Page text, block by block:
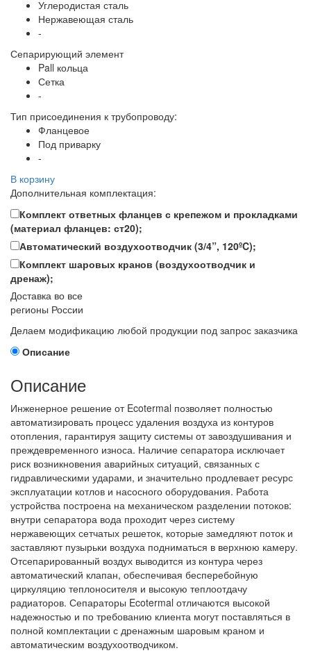
Углеродистая сталь
Нержавеющая сталь
-
Сепарирующий элемент
Pall кольца
Сетка
-
Тип присоединения к трубопроводу:
Фланцевое
Под приварку
-
В корзину
Дополнительная комплектация:
Комплект ответных фланцев с крепежом и прокладками
(материал фланцев: ст20);
Автоматический воздухоотводчик (3/4”, 120ºC);
Комплект шаровых кранов (воздухоотводчик и
дренаж);
Доставка во все
регионы России
Делаем модификацию любой продукции под запрос заказчика
Описание
Описание
Инженерное решение от Ecotermal позволяет полностью
автоматизировать процесс удаления воздуха из контуров
отопления, гарантируя защиту системы от завоздушивания и
преждевременного износа. Наличие сепаратора исключает
риск возникновения аварийных ситуаций, связанных с
гидравлическими ударами, и значительно продлевает ресурс
эксплуатации котлов и насосного оборудования. Работа
устройства построена на механическом разделении потоков:
внутри сепаратора вода проходит через систему
нержавеющих сетчатых решеток, которые замедляют поток и
заставляют пузырьки воздуха подниматься в верхнюю камеру.
Отсепарированный воздух выводится из контура через
автоматический клапан, обеспечивая бесперебойную
циркуляцию теплоносителя и высокую теплоотдачу
радиаторов. Сепараторы Ecotermal отличаются высокой
надежностью и по требованию клиента могут поставляться в
полной комплектации с дренажным шаровым краном и
автоматическим воздухоотводчиком.